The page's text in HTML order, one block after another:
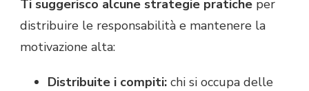
Ti suggerisco alcune strategie pratiche per
distribuire le responsabilità e mantenere la
motivazione alta:
Distribuite i compiti: chi si occupa delle